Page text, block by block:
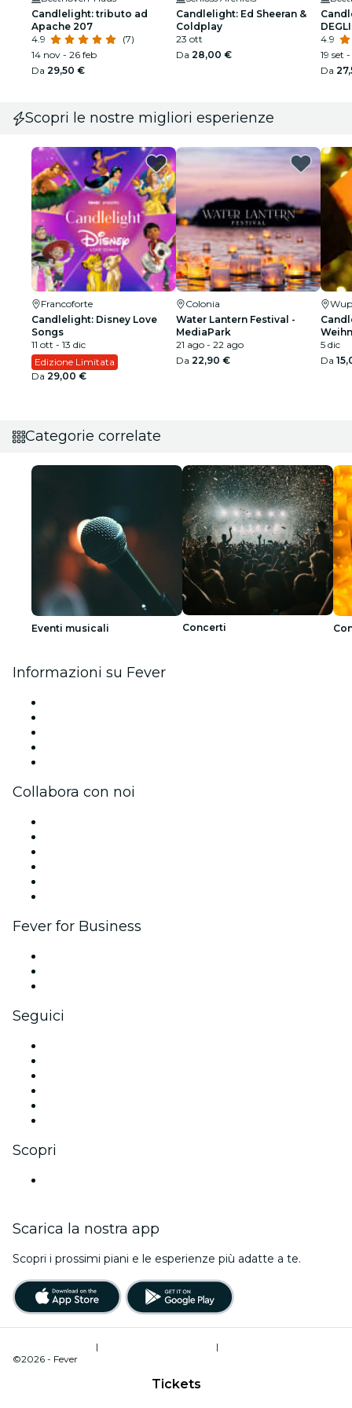
Tickets
Candlelight: tributo ad
Apache 207
4.9
(7)
14 nov - 26 feb
Da 29,50 €
Candlelight: Ed Sheeran &
Coldplay
23 ott
Da 28,00 €
4.9
19 set
Da
Scopri le nostre migliori esperienze
Francoforte
Candlelight: Disney Love
Songs
11 ott - 13 dic
Edizione Limitata
Da 29,00 €
Colonia
Water Lantern Festival -
MediaPark
21 ago - 22 ago
Da 22,90 €
5 dic
Da
Categorie correlate
Eventi musicali Concerti
Informazioni su Fever
Collabora con noi
Fever for Business
Seguici
Scopri
Scarica la nostra app
Scopri i prossimi piani e le esperienze più adatte a te.
| |
©2026 - Fever